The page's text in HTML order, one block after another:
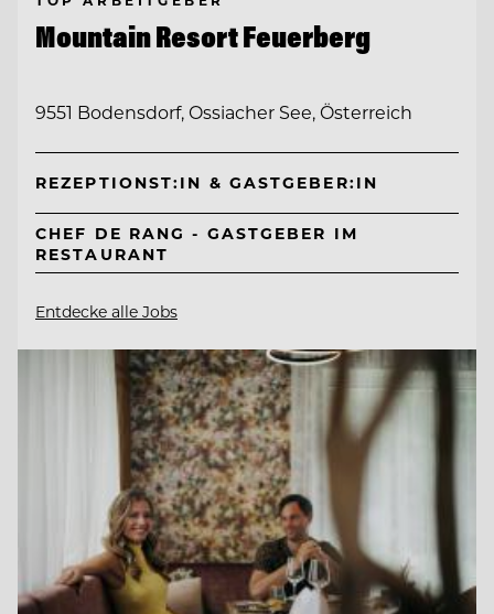
Mountain Resort Feuerberg
9551 Bodensdorf, Ossiacher See, Österreich
REZEPTIONST:IN & GASTGEBER:IN
CHEF DE RANG - GASTGEBER IM
RESTAURANT
Entdecke alle Jobs